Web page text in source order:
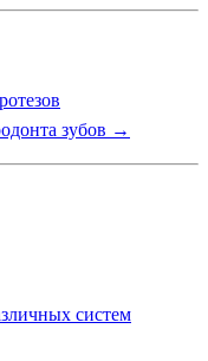
зубов →
систем